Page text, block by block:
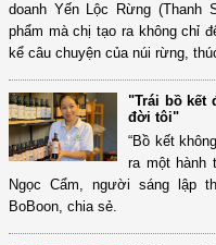
doanh Yến Lộc Rừng (Thanh
phẩm mà chị tạo ra không chỉ
kể câu chuyện của núi rừng,
"Trái bồ kết
đời tôi"
“Bồ kết
ra một hành
Ngọc Cẩm, người sáng lập
BoBoon, chia sẻ.